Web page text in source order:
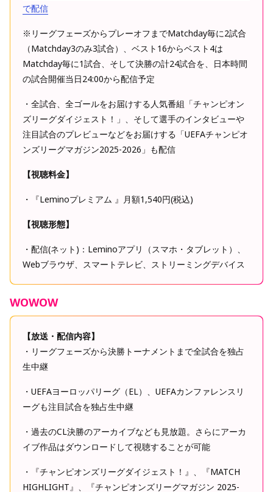
で配信
※リーグフェーズからプレーオフまでMatchday毎に2試合
（Matchday3のみ3試合）、ベスト16からベスト4は
Matchday毎に1試合、そして決勝の計24試合を、日本時間
の試合開催当日24:00から配信予定
・全試合、全ゴールをお届けする人気番組「チャンピオン
ズリーグダイジェスト！」、そして選手のインタビューや
注目試合のプレビューなどをお届けする「UEFAチャンピオ
ンズリーグマガジン2025-2026」も配信
【視聴料金】
・『Leminoプレミアム 』月額1,540円(税込)
【視聴形態】
・配信(ネット)：Leminoアプリ（スマホ・タブレット）、
Webブラウザ、スマートテレビ、ストリーミングデバイス
WOWOW
【放送・配信内容】
・リーグフェーズから決勝トーナメントまで全試合を独占
生中継
・UEFAヨーロッパリーグ（EL）、UEFAカンファレンスリ
ーグも注目試合を独占生中継
・過去のCL決勝のアーカイブなども見放題。さらにアーカ
イブ作品はダウンロードして視聴することが可能
・『チャンピオンズリーグダイジェスト！』、『MATCH
HIGHLIGHT』、『チャンピオンズリーグマガジン 2025-